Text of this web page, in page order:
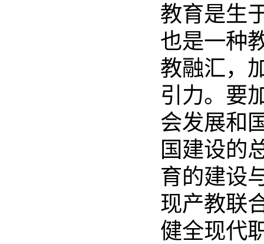
教育是生
也是一种
教融汇，
引力。要
会发展和
国建设的
育的建设
现产教联
健全现代